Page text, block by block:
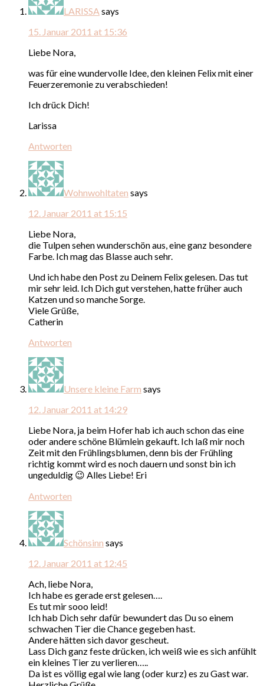
LARISSA says
15. Januar 2011 at 15:36
Liebe Nora,
was für eine wundervolle Idee, den kleinen Felix mit einer
Feuerzeremonie zu verabschieden!
Ich drück Dich!
Larissa
Antworten
Wohnwohltaten says
12. Januar 2011 at 15:15
Liebe Nora,
die Tulpen sehen wunderschön aus, eine ganz besondere
Farbe. Ich mag das Blasse auch sehr.
Und ich habe den Post zu Deinem Felix gelesen. Das tut
mir sehr leid. Ich Dich gut verstehen, hatte früher auch
Katzen und so manche Sorge.
Viele Grüße,
Catherin
Antworten
Unsere kleine Farm says
12. Januar 2011 at 14:29
Liebe Nora, ja beim Hofer hab ich auch schon das eine
oder andere schöne Blümlein gekauft. Ich laß mir noch
Zeit mit den Frühlingsblumen, denn bis der Frühling
richtig kommt wird es noch dauern und sonst bin ich
ungeduldig 😉 Alles Liebe! Eri
Antworten
Schönsinn says
12. Januar 2011 at 12:45
Ach, liebe Nora,
Ich habe es gerade erst gelesen….
Es tut mir sooo leid!
Ich hab Dich sehr dafür bewundert das Du so einem
schwachen Tier die Chance gegeben hast.
Andere hätten sich davor gescheut.
Lass Dich ganz feste drücken, ich weiß wie es sich anfühlt
ein kleines Tier zu verlieren…..
Da ist es völlig egal wie lang (oder kurz) es zu Gast war.